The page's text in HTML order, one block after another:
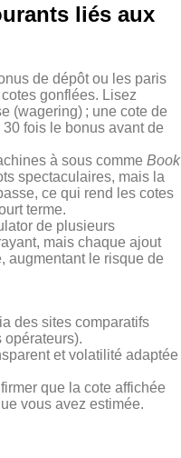
liés aux
de dépôt ou les paris
gonflées. Lisez
(wagering) ; une cote de
fois le bonus avant de
à sous comme Book
spectaculaires, mais la
ce qui rend les cotes
terme.
de plusieurs
mais chaque ajout
augmentant le risque de
des sites comparatifs
et volatilité adaptée
que la cote affichée
vous avez estimée.